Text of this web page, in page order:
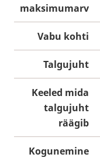
maksimumarv
Vabu kohti
Talgujuht
Keeled mida
talgujuht
räägib
Kogunemine